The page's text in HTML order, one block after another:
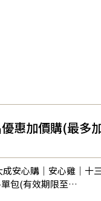
惠加價購(最多
成安心購｜安心雞｜十
包(有效期限至